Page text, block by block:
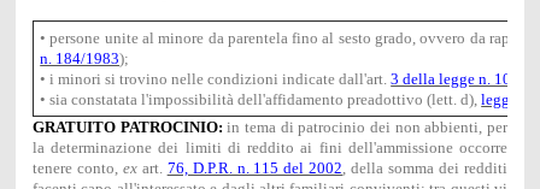
• persone unite al minore da parentela fino al sesto grado, ovvero da
n. 184/1983);
• i minori si trovino nelle condizioni indicate dall'art.3 della legge n. 104/
• sia constatata l'impossibilità dell'affidamento preadottivo (lett. d),legge n.
GRATUITO PATROCINIO: in tema di patrocinio dei non abbienti, per
la determinazione dei limiti di reddito ai fini dell'ammissione occorre
tenere conto, exart. 76, D.P.R. n. 115 del 2002 , della somma dei redditi